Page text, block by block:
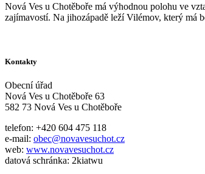
Nová Ves u Chotěboře má výhodnou polohu ve
zajímavostí. Na jihozápadě leží Vilémov, který má
Kontakty
Obecní úřad
Nová Ves u Chotěboře 63
582 73 Nová Ves u Chotěboře
telefon: +420 604 475 118
e-mail: obec@novavesuchot.cz
web: www.novavesuchot.cz
datová schránka: 2kiatwu